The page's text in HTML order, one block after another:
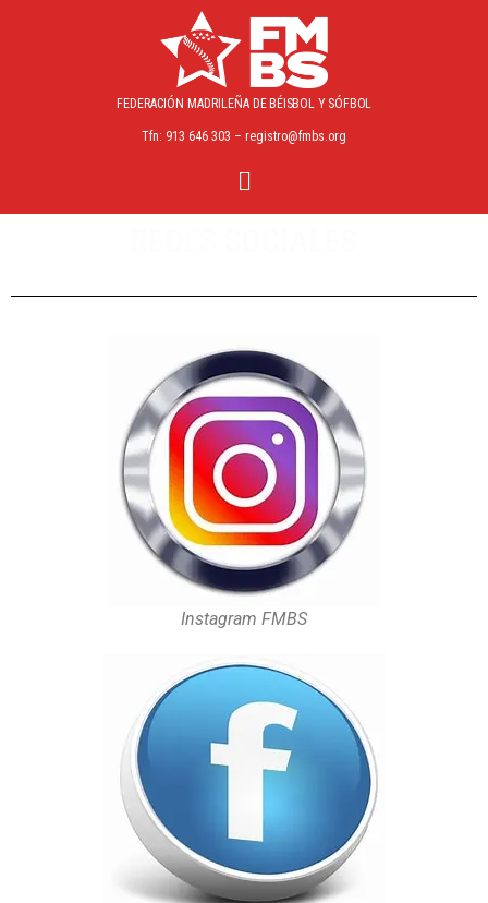
FEDERACIÓN MADRILEÑA DE BÉISBOL Y SÓFBOL
Tfn: 913 646 303 – registro@fmbs.org
Instagram FMBS